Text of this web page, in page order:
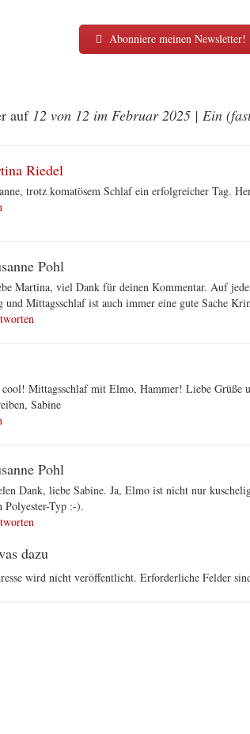
Abonniere meinen Newsletter!
auf 12 von 12 im Februar 2025 | Ein
Riedel
trotz komatösem Schlaf ein erfolgreicher Tag.
Pohl
Martina, viel Dank für deinen Kommentar. Auf
und Mittagsschlaf ist auch immer eine gute Sache
Mittagsschlaf mit Elmo, Hammer! Liebe Grüße
Sabine
Pohl
Dank, liebe Sabine. Ja, Elmo ist nicht nur
Polyester-Typ :-).
dazu
wird nicht veröffentlicht. Erforderliche Felder